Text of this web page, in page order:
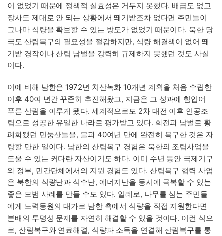
이 없었기 때문에 정책적 실효성은 거두지 못했다. 배급도 없고
장사도 제대로 안 되는 상황에서 뙈기밭조차 없다면 주민들이
그나마 식량을 확보할 수 있는 방도가 없었기 때문이다. 북한 당
국도 산림복구의 필요성을 절감하지만, 식량 해결책이 없어 뙈
기밭 경작이나 산림 남벌을 강력히 규제하지 못했던 것도 사실
이다.
이에 비해 남한은 1972년 치산녹화 10개년 계획을 처음 수립한
이후 40여 년간 꾸준히 추진해왔고, 지금은 그 성과에 힘입어
푸른 산림을 이루게 됐다. 세계적으로도 2차 대전 이후 인공조
림으로 성공한 유일한 나라로 평가받고 있다. 화전과 남벌로 황
폐화됐던 민둥산들을, 불과 40여년 만에 완전히 복구한 것은 자
랑할 만한 일이다. 남한의 산림복구 경험은 북한의 조림사업을
도울 수 있는 커다란 자산이기도 하다. 이미 수년 동안 국제기구
와 정부, 민간단체에서의 지원 경험도 있다. 산림복구 협력 사업
은 북한의 식량난과 식수난, 에너지난을 동시에 극복할 수 있는
좋은 모범 사례를 만들 수도 있다. 일례로, 나무를 심는 주민들
에게 노력동원의 대가로 남한 측에서 식량을 직접 지원한다면
분배의 투명성 문제를 자연히 해결할 수 있을 것이다. 이런 식으
로, 산림복구와 연료해결, 식량과 소득을 연결해 산림복구를 통